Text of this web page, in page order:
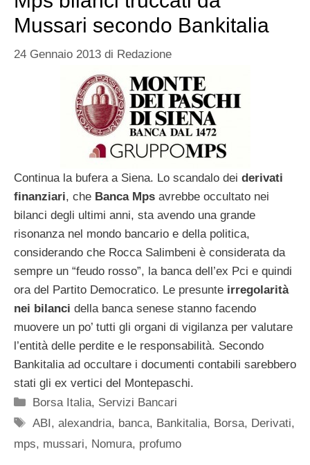
Mussari secondo Bankitalia
24 Gennaio 2013 di Redazione
Continua la bufera a Siena. Lo scandalo dei derivati
finanziari, che Banca Mps avrebbe occultato nei
bilanci degli ultimi anni, sta avendo una grande
risonanza nel mondo bancario e della politica,
considerando che Rocca Salimbeni è considerata da
sempre un “feudo rosso”, la banca dell’ex Pci e quindi
ora del Partito Democratico. Le presunte irregolarità
nei bilanci della banca senese stanno facendo
muovere un po’ tutti gli organi di vigilanza per valutare
l’entità delle perdite e le responsabilità. Secondo
Bankitalia ad occultare i documenti contabili sarebbero
stati gli ex vertici del Montepaschi.
Categorie
Borsa Italia, Servizi Bancari
Tag
ABI,alexandria, banca, Bankitalia, Borsa, Derivati,
mps, mussari, Nomura, profumo